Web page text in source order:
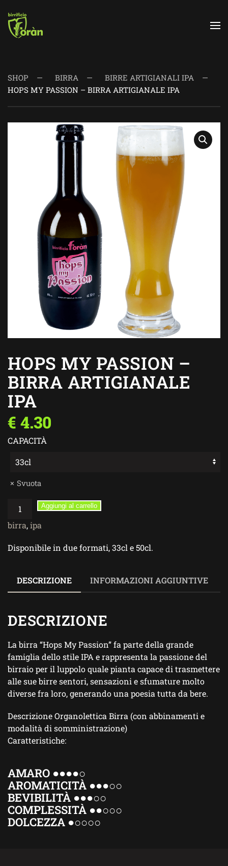
Skip to main content
SHOP BIRRA
BIRRE ARTIGIANALI IPA
HOPS MY PASSION – BIRRA ARTIGIANALE IPA
HOPS MY PASSION –
BIRRA ARTIGIANALE
IPA
€ 4.30
CAPACITÀ
Svuota
Hops
Passion
Birra
IPA
quantità
Aggiungi al carrello
birra,ipa
Disponibile in due formati, 33cl e 50cl.
DESCRIZIONE INFORMAZIONI AGGIUNTIVE
DESCRIZIONE
La birra “Hops My Passion” fa parte della grande
famiglia dello stile IPA e rappresenta la passione del
birraio per il luppolo quale pianta capace di trasmettere
alle sue birre sentori, sensazioni e sfumature molto
diverse fra loro, generando una poesia tutta da bere.
Descrizione Organolettica Birra (con abbinamenti e
modalità di somministrazione)
Caratteristiche:
AMARO ●●●●○
AROMATICITÀ ●●●○○
BEVIBILITÀ ●●●○○
COMPLESSITÀ ●●○○○
DOLCEZZA ●○○○○